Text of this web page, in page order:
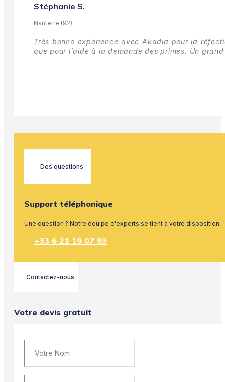
Stéphanie S.
Nanterre (92)
Très bonne expérience avec Akadia pour la
que pour l'aide à la demande des primes. Un
Des questions
Support téléphonique
Une question ? Notre équipe d'experts se tient à votre disposition.
+33 6 21 19 07 93
Contactez-nous
Votre devis gratuit